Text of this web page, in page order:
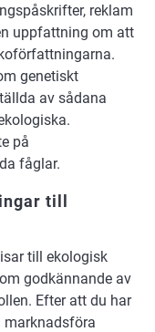
reklam
uppfattning om att
genetiskt
av sådana
på
fåglar.
till
till ekologisk
godkännande av
Efter att du har